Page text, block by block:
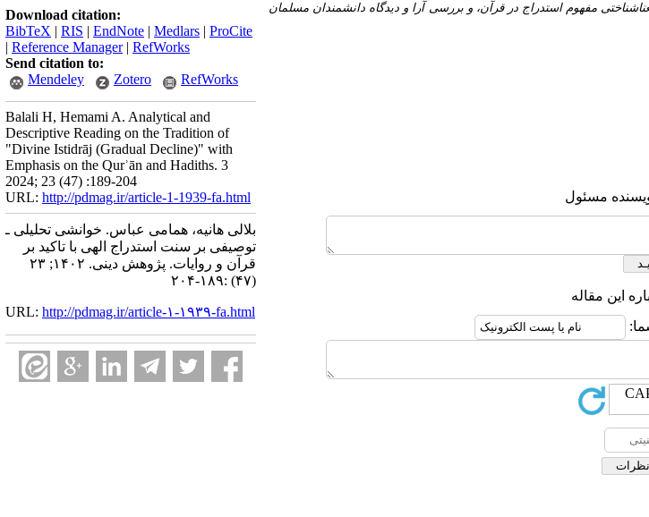
مفهوم استدراج در قرآن، و بررسی آرا و دیدگاه دانشمندان مسلمان
مسئول
این مقاله
Download citation:
BibTeX | RIS | EndNote | Medlars | ProCite
| Reference Manager| RefWorks
Send citation to:
Mendeley
Zotero RefWorks
Balali H, Hemami A. Analytical and
Descriptive Reading on the Tradition of
"Divine Istidrāj (Gradual Decline)" with
Emphasis on the Qurʾān and Hadiths. 3
2024; 23 (47) :189-204
URL: http://pdmag.ir/article-1-1939-fa.html
بلالی هانیه، همامی عباس. خوانشی تحلیلی ـ
توصیفی بر سنت استدراج الهی با تاکید بر
قرآن و روایات. پژوهش دینی. ۱۴۰۲; ۲۳
(۴۷) :۱۸۹-۲۰۴
URL: http://pdmag.ir/article-۱-۱۹۳۹-fa.html